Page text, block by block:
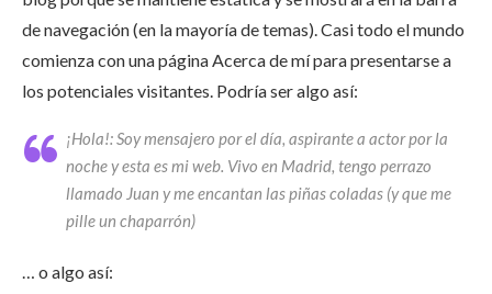
de navegación (en la mayoría de temas). Casi todo el mundo
comienza con una página Acerca de mí para presentarse a
los potenciales visitantes. Podría ser algo así:
¡Hola!: Soy mensajero por el día, aspirante a actor por la
noche y esta es mi web. Vivo en Madrid, tengo perrazo
llamado Juan y me encantan las piñas coladas (y que me
pille un chaparrón)
… o algo así: